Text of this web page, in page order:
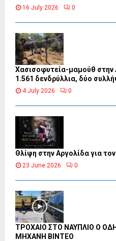
16 July 2026 0
Χασισοφυτεία-μαμούθ στην
1.561 δενδρύλλια, δύο
4 July 2026 0
Θλίψη στην Αργολίδα για
23 June 2026 0
ΤΡΟΧΑΙΟ ΣΤΟ ΝΑΥΠΛΙΟ Ο
ΜΗΧΑΝΗ ΒΙΝΤΕΟ